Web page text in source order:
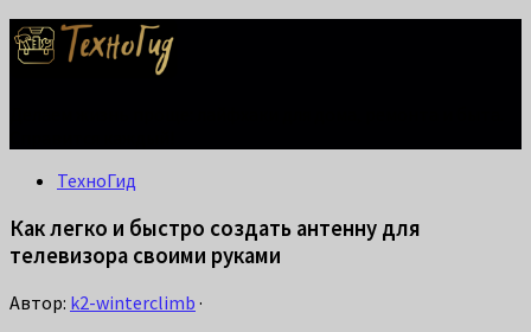
ТехноГид
Как легко и быстро создать антенну для
телевизора своими руками
Автор: k2-winterclimb ·